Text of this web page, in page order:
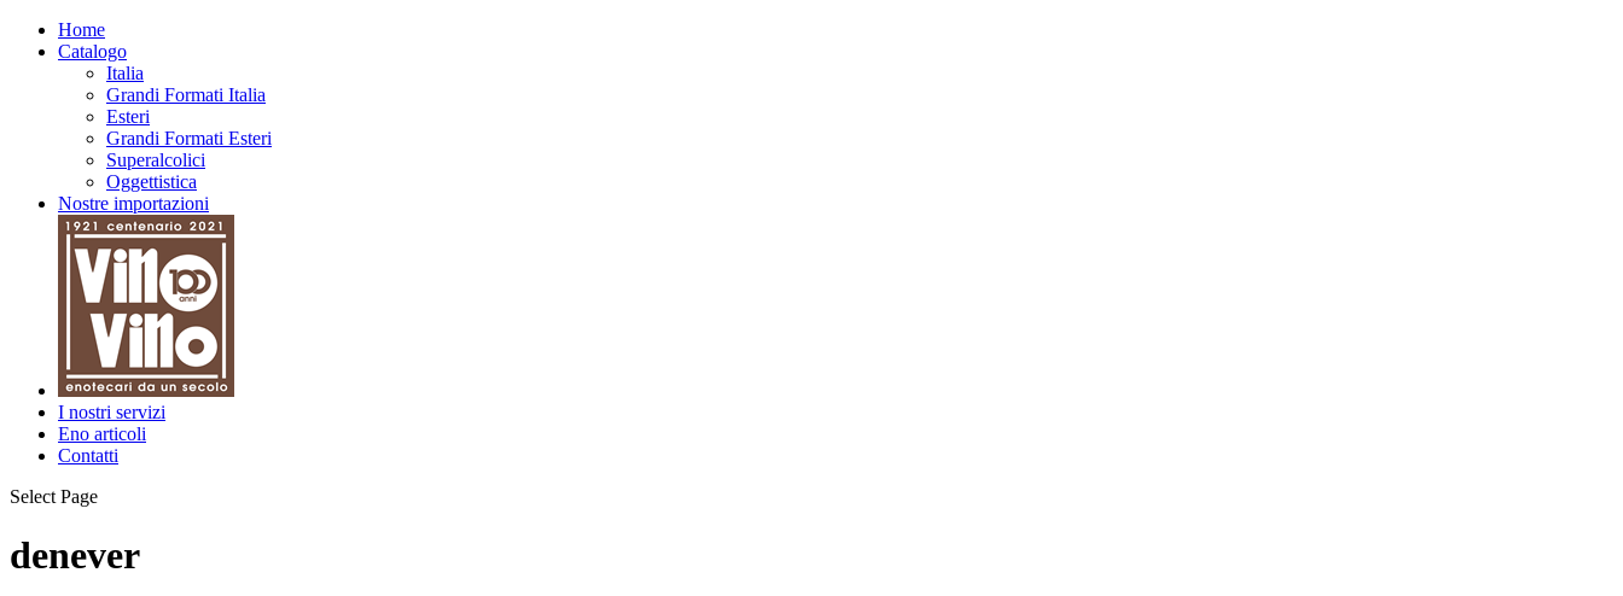
Home
Catalogo
Italia
Grandi Formati Italia
Esteri
Grandi Formati Esteri
Superalcolici
Oggettistica
Nostre importazioni
I nostri servizi
Eno articoli
Contatti
Select Page
denever